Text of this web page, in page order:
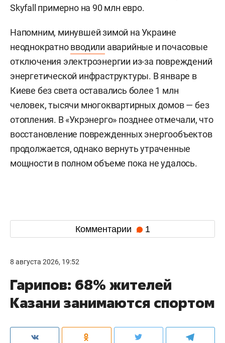
Skyfall примерно на 90 млн евро.
Напомним, минувшей зимой на Украине
неоднократновводили аварийные и почасовые
отключения электроэнергии из-за повреждений
энергетической инфраструктуры. В январе в
Киеве без света оставались более 1 млн
человек, тысячи многоквартирных домов — без
отопления. В «Укрэнерго» позднее отмечали, что
восстановление поврежденных энергообъектов
продолжается, однако вернуть утраченные
мощности в полном объеме пока не удалось.
Комментарии 1
8 августа 2026, 19:52
Гарипов: 68% жителей
Казани занимаются спортом